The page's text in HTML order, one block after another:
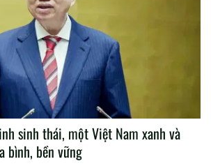
sinh thái, một Việt Nam xanh và
bình, bền vững